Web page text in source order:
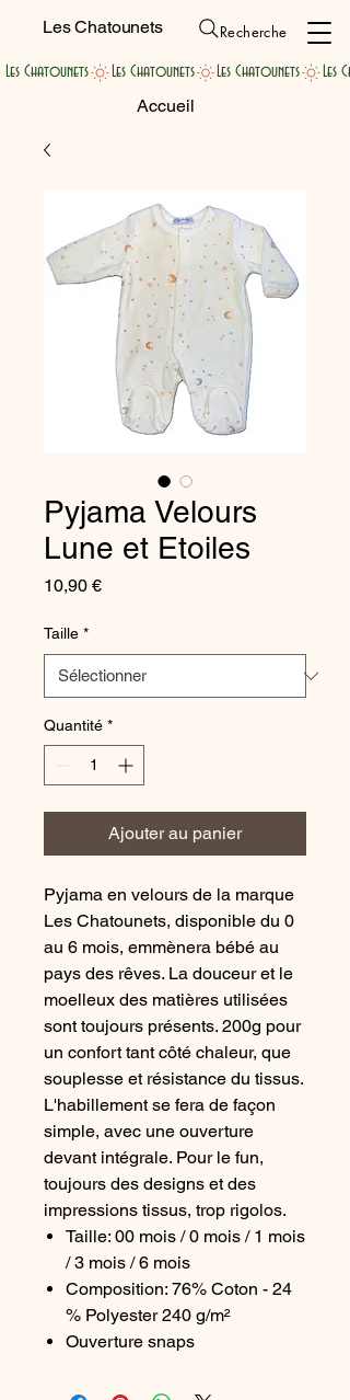
Recherche
Les Chatounets
Accueil
Les Chatounets
Pyjama Velours
Lune et Etoiles
10,90 €Prix
Taille *
Quantité *
Ajouter au panier
Pyjama en velours de la marque
Les Chatounets, disponible du 0
au 6 mois, emmènera bébé au
pays des rêves. La douceur et le
moelleux des matières utilisées
sont toujours présents. 200g pour
un confort tant côté chaleur, que
souplesse et résistance du tissus.
L'habillement se fera de façon
simple, avec une ouverture
devant intégrale. Pour le fun,
toujours des designs et des
impressions tissus, trop rigolos.
Taille: 00 mois / 0 mois / 1 mois
/ 3 mois / 6 mois
Composition: 76% Coton - 24
% Polyester 240 g/m²
Ouverture snaps